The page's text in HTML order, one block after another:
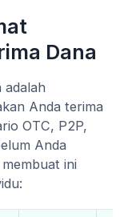
Dana
adalah
Anda terima
OTC, P2P,
Anda
ini